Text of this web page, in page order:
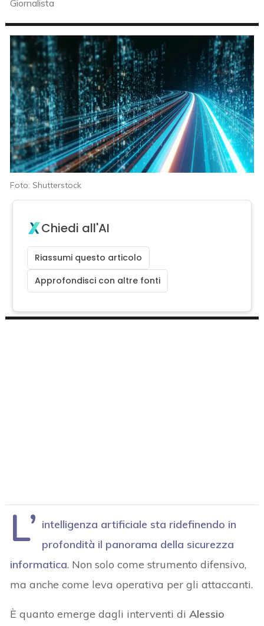
Giornalista
Foto: Shutterstock
Chiedi all'AI
Riassumi questo articolo
Approfondisci con altre fonti
L’ intelligenza artificiale sta ridefinendo in
profondità il panorama della sicurezza
informatica. Non solo come strumento difensivo,
ma anche come leva operativa per gli attaccanti.
È quanto emerge dagli interventi diAlessio